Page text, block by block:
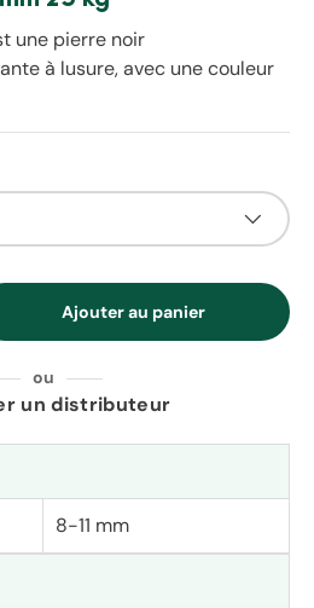
une pierre noir
à lusure, avec une couleur
la quantité
Ajouter au panier
ou
un distributeur
8-11 mm